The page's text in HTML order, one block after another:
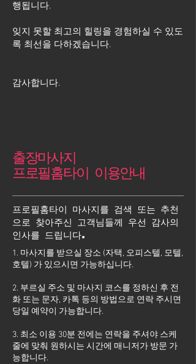
행됩니다.
잊지 못할 최고의 힐링을 경험하실 수 있도
록 최선을 다하겠습니다.
​감사합니다.
출장마사지
프로필홈타이 이용안내
프로필홈타이 마사지를 검색 또는 추천
으로 찾아주신 고객님들께 우선 감사의
인사를 드립니다.
1. 마사지를 받으실 장소 (자택, 오피스텔, 모텔,
호텔) 가 있으시면 가능하십니다.
2. 부르실 주소 및 마사지 코스를 정하신 후 전
화 또는 문자, 카톡 등의 방법으로 연락 주시면
당일 예약이 가능합니다.
3. 최소 이용 30분 전에는 연락을 주셔야 스케
줄에 맞춰 원하시는 시간에 매니저가 방문 가
능합니다.